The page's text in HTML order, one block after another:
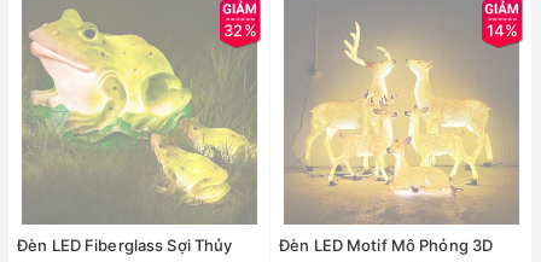
32%
Đèn LED Fiberglass Sợi Thủy
14%
Đèn LED Motif Mô Phỏng 3D